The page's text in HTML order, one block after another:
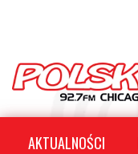
AKTUALNOŚCI